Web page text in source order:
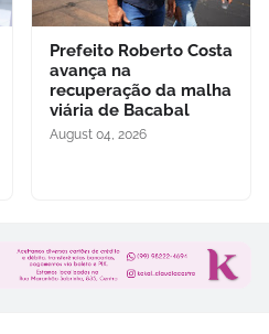
Prefeito Roberto Costa
avança na
recuperação da malha
viária de Bacabal
August 04, 2026